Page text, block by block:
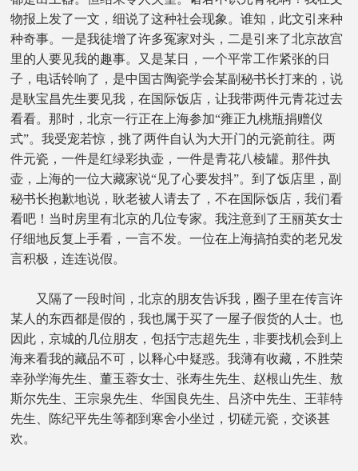
物报上发了一文，细说了这种社会现象。谁知，此文引来种
种奇事。一是我徒增了许多冤家对头，二是引来了北京故宫
里的人要见我的趣事。又是某日，一个平常工作紧张的日
子，电话铃响了，是中国古陶瓷学会某副秘书长打来的，说
是耿宝昌先生要见我，在国际饭店，让我带两件元青花过去
看看。那时，北京一行正在上海参加“雍正九桃瓶捐赠仪
式”。我受宠若惊，挑了两件自认为大开门的元瓷前往。两
件元瓷，一件是红绿彩执壶，一件是青花八棱罐。那件执
壶，上海的一位大藏家说“见了心要发抖”。到了饭店里，副
秘书长抱歉地说，耿老被人请去了，不在国际饭店，我们看
看吧！当时房里有北京的几位专家。我注意到了王丽英女士
仔细地反复上手看，一言不发。一位在上海搞拍卖的老兄发
言积极，连连说假。
又隔了一段时间，北京的朋友告诉我，圈子里在传言许
某人的东西都是假的，我也属于买了一屋子假货的人士。也
因此，京城的几位朋友，包括宁志超先生，非要找机会到上
海来看我的藏品不可，以释心中疑惑。我薄有收藏，不胜荣
幸孙学海先生、董玉蓉女士、张寿生先生、赵根山先生、敖
斯尔先生、王宗泉先生、华国良先生、吕济中先生、王菲特
先生、陈纪平先生等都到寒舍小坐过，切磋元瓷，交谈甚
欢。